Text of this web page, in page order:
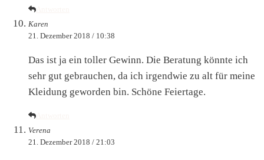
Karen
21. Dezember 2018 / 10:38
Das ist ja ein toller Gewinn. Die Beratung könnte ich
sehr gut gebrauchen, da ich irgendwie zu alt für meine
Kleidung geworden bin. Schöne Feiertage.
Verena
21. Dezember 2018 / 21:03